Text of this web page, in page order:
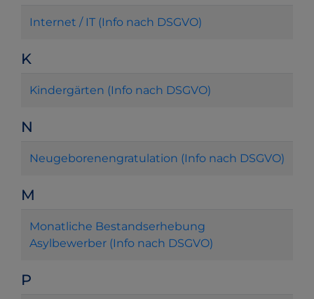
Internet / IT (Info nach DSGVO)
K
Kindergärten (Info nach DSGVO)
N
Neugeborenengratulation (Info nach DSGVO)
M
Monatliche Bestandserhebung
Asylbewerber (Info nach DSGVO)
P